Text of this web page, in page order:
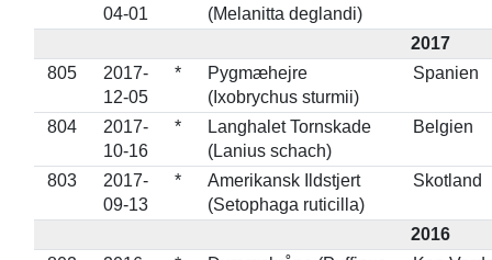
04-01
(Melanitta deglandi)
2017
805
2017-
12-05
*
Pygmæhejre
(Ixobrychus sturmii)
Spanien
804
2017-
10-16
*
Langhalet Tornskade
(Lanius schach)
Belgien
803
2017-
09-13
*
Amerikansk Ildstjert
(Setophaga ruticilla)
Skotland
2016